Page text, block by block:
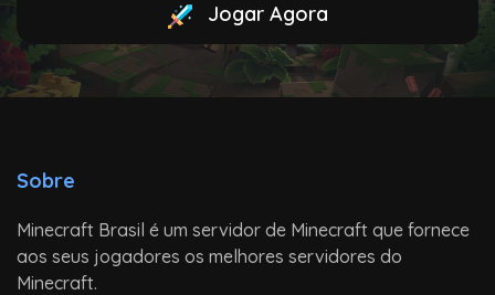
Jogar Agora
Sobre
Minecraft Brasil é um servidor de Minecraft que fornece
aos seus jogadores os melhores servidores do
Minecraft.